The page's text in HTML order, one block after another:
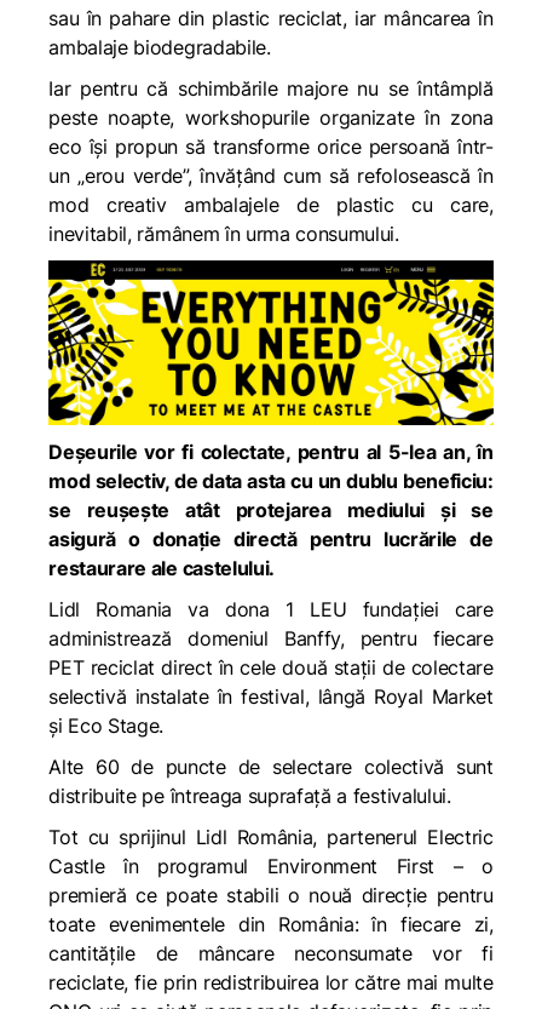
sau în pahare din plastic reciclat, iar mâncarea în
ambalaje biodegradabile.
Iar pentru că schimbările majore nu se întâmplă
peste noapte, workshopurile organizate în zona
eco își propun să transforme orice persoană într-
un „erou verde”, învățând cum să refolosească în
mod creativ ambalajele de plastic cu care,
inevitabil, rămânem în urma consumului.
Deșeurile vor fi colectate, pentru al 5-lea an, în
mod selectiv, de data asta cu un dublu beneficiu:
se reușește atât protejarea mediului și se
asigură o donație directă pentru lucrările de
restaurare ale castelului.
Lidl Romania va dona 1 LEU fundației care
administrează domeniul Banffy,pentru fiecare
PET reciclat direct în cele două stații de colectare
selectivă instalate în festival, lângă Royal Market
și Eco Stage.
Alte 60 de puncte de selectare colectivă sunt
distribuite pe întreaga suprafață a festivalului.
Tot cu sprijinul Lidl România, partenerul Electric
Castle în programul Environment First – o
premieră ce poate stabili o nouă direcție pentru
toate evenimentele din România: în fiecare zi,
cantitățile de mâncare neconsumate vor fi
reciclate, fie prin redistribuirea lor către mai multe